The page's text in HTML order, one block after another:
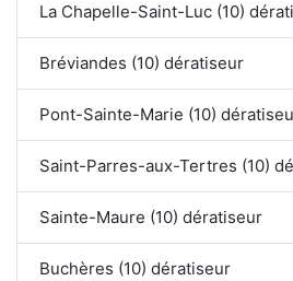
La Chapelle-Saint-Luc (10)
Bréviandes (10) dératiseur
Pont-Sainte-Marie (10)
Saint-Parres-aux-Tertres (10)
Sainte-Maure (10) dératiseur
Buchères (10) dératiseur